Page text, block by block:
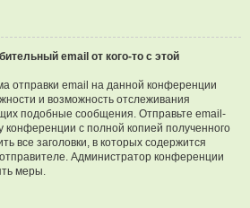
email от кого-то с этой
отправки email на данной конференции
и возможность отслеживания
подобные сообщения. Отправьте email-
с полной копией полученного
все заголовки, в которых содержится
Администратор конференции
меры.